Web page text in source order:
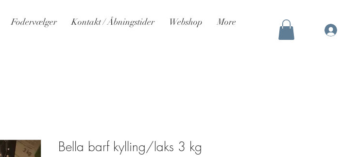
Fodervælger Kontakt / Åbningstider Webshop More
Bella barf kylling/laks 3 kg